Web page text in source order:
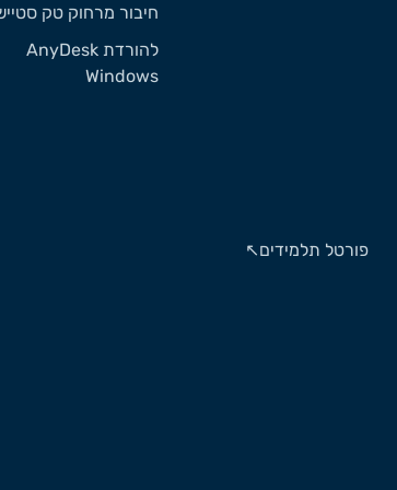
חיבור מרחוק טק
להורדת AnyDesk
Windows
פורטל תלמידים↖️